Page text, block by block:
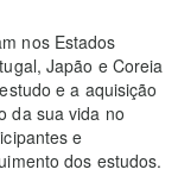
nos Estados
Japão e Coreia
e a aquisição
da sua vida no
e
dos estudos.